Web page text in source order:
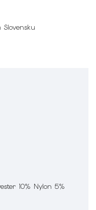
10% Nylon 5%